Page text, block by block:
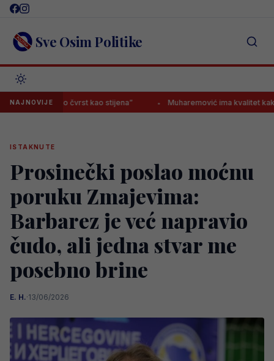
Skip
content Sve Osim Politike
NAJNOVIJE
čvrst kao stijena” Muharemović ima kvalitet kakav
ISTAKNUTE
Prosinečki poslao moćnu
poruku Zmajevima:
Barbarez je već napravio
čudo, ali jedna stvar me
posebno brine
E. H.·13/06/2026